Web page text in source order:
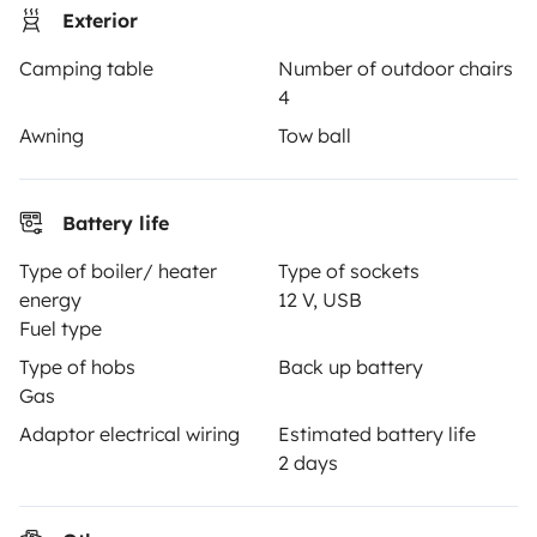
Exterior
Camping table
Number of outdoor chairs
4
Awning
Tow ball
Battery life
Type of boiler/ heater
energy
Fuel type
Type of sockets
12 V, USB
Type of hobs
Gas
Back up battery
Adaptor electrical wiring
Estimated battery life
2 days
Rental Agreement
Insurance for hiring out
Help Centre for owners
Secure third-party payment system
Pay in instalments
Download in
Google Play